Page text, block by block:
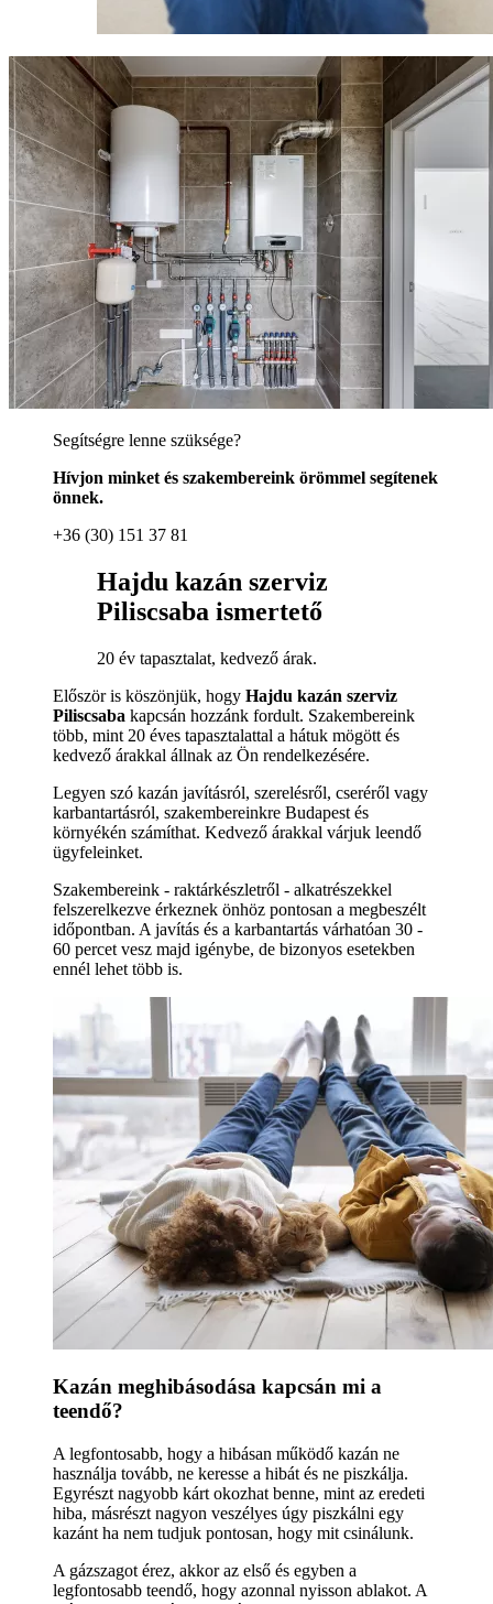
Segítségre lenne szüksége?
Hívjon minket és szakembereink örömmel segítenek
önnek.
+36 (30) 151 37 81
Hajdu kazán szerviz
Piliscsaba ismertető
20 év tapasztalat, kedvező árak.
Először is köszönjük, hogy Hajdu kazán szerviz
Piliscsaba kapcsán hozzánk fordult. Szakembereink
több, mint 20 éves tapasztalattal a hátuk mögött és
kedvező árakkal állnak az Ön rendelkezésére.
Legyen szó kazán javításról, szerelésről, cseréről vagy
karbantartásról, szakembereinkre Budapest és
környékén számíthat. Kedvező árakkal várjuk leendő
ügyfeleinket.
Szakembereink - raktárkészletről - alkatrészekkel
felszerelkezve érkeznek önhöz pontosan a megbeszélt
időpontban. A javítás és a karbantartás várhatóan 30 -
60 percet vesz majd igénybe, de bizonyos esetekben
ennél lehet több is.
Kazán meghibásodása kapcsán mi a
teendő?
A legfontosabb, hogy a hibásan működő kazán ne
használja tovább, ne keresse a hibát és ne piszkálja.
Egyrészt nagyobb kárt okozhat benne, mint az eredeti
hiba, másrészt nagyon veszélyes úgy piszkálni egy
kazánt ha nem tudjuk pontosan, hogy mit csinálunk.
A gázszagot érez, akkor az első és egyben a
legfontosabb teendő, hogy azonnal nyisson ablakot. A